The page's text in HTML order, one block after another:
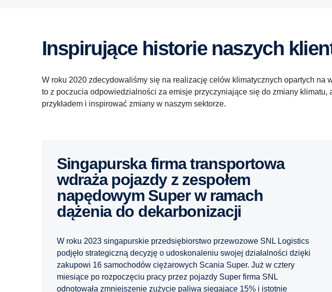
Inspirujące historie naszych
W roku 2020 zdecydowaliśmy się na realizację celów klimatycznych opartych na
to z poczucia odpowiedzialności za emisje przyczyniające się do zmiany klimatu,
przykładem i inspirować zmiany w naszym sektorze.
Singapurska firma transportowa
wdraża pojazdy z zespołem
napędowym Super w ramach
dążenia do dekarbonizacji
W roku 2023 singapurskie przedsiębiorstwo przewozowe SNL Logistics
podjęło strategiczną decyzję o udoskonaleniu swojej działalności dzięki
zakupowi 16 samochodów ciężarowych Scania Super. Już w cztery
miesiące po rozpoczęciu pracy przez pojazdy Super firma SNL
odnotowała zmniejszenie zużycie paliwa sięgające 15% i istotnie